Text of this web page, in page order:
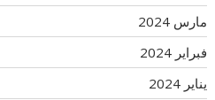
مارس 2024
فبراير 2024
يناير 2024